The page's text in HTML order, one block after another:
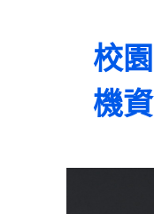
校
機